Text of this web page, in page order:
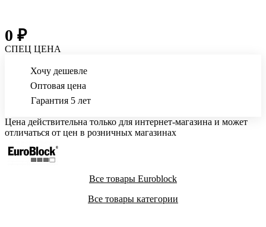
0 ₽
СПЕЦ ЦЕНА
Хочу дешевле
Оптовая цена
Гарантия 5 лет
Цена действительна только для интернет-магазина и может
отличаться от цен в розничных магазинах
Все товары Euroblock
Все товары категории